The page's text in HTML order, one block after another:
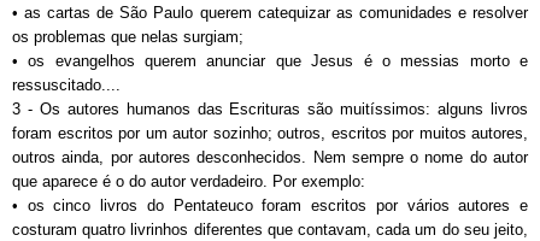
• as cartas de São Paulo querem catequizar as comunidades e resolver
os problemas que nelas surgiam;
• os evangelhos querem anunciar que Jesus é o messias morto e
ressuscitado....
3 - Os autores humanos das Escrituras são muitíssimos: alguns livros
foram escritos por um autor sozinho; outros, escritos por muitos autores,
outros ainda, por autores desconhecidos. Nem sempre o nome do autor
que aparece é o do autor verdadeiro. Por exemplo:
• os cinco livros do Pentateuco foram escritos por vários autores e
costuram quatro livrinhos diferentes que contavam, cada um do seu jeito,